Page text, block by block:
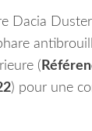
Dacia
(
) pour une